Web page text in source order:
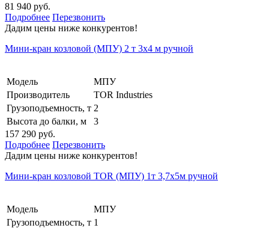
81 940 руб.
Подробнее Перезвонить
Дадим цены ниже конкурентов!
Мини-кран козловой (МПУ) 2 т 3х4 м ручной
Модель
МПУ
Производитель
TOR Industries
Грузоподъемность, т 2
Высота до балки, м
3
157 290 руб.
Подробнее Перезвонить
Дадим цены ниже конкурентов!
Мини-кран козловой TOR (МПУ) 1т 3,7х5м ручной
Модель
МПУ
Грузоподъемность, т 1